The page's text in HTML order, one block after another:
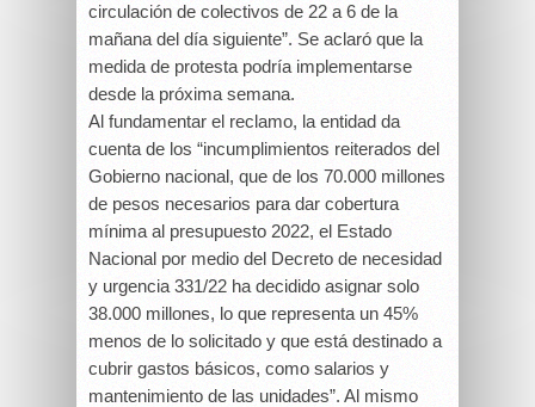
circulación de colectivos de 22 a 6 de la
mañana del día siguiente”. Se aclaró que la
medida de protesta podría implementarse
desde la próxima semana.
Al fundamentar el reclamo, la entidad da
cuenta de los “incumplimientos reiterados del
Gobierno nacional, que de los 70.000 millones
de pesos necesarios para dar cobertura
mínima al presupuesto 2022, el Estado
Nacional por medio del Decreto de necesidad
y urgencia 331/22 ha decidido asignar solo
38.000 millones, lo que representa un 45%
menos de lo solicitado y que está destinado a
cubrir gastos básicos, como salarios y
mantenimiento de las unidades”. Al mismo